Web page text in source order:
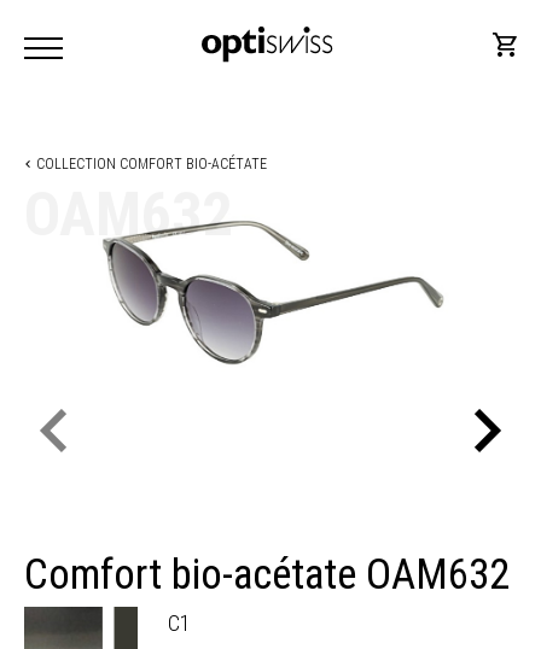
COLLECTION COMFORT BIO-ACÉTATE
OAM632
Comfort bio-acétate OAM632
C1